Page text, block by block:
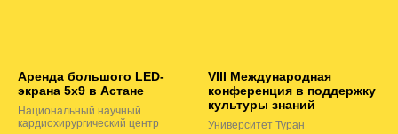
Аренда большого LED-
экрана 5х9 в Астане
Национальный научный
кардиохирургический центр
VIII Международная
конференция в поддержку
культуры знаний
Университет Туран